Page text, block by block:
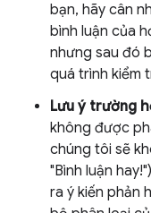
bạn, hãy cân
bình luận của
nhưng sau đó
quá trình kiểm
Lưu ý trường
không được
chúng tôi sẽ
"Bình luận
ra ý kiến phản